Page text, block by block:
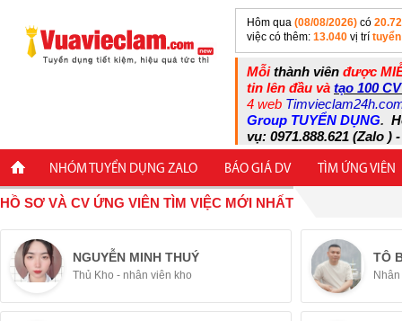
Hôm qua (08/08/2026) có
việc có thêm: 13.040 vị trí
Mỗithành viên được
tin lên đầu và tạo 100
4 web
Group TUYỂN DỤNG.
vụ: 0971.888.621 (Zalo )
NHÓM TUYỂN DỤNG ZALO BÁO GIÁ DV TÌM ỨNG VIÊN
HỒ SƠ VÀ CV ỨNG VIÊN TÌM VIỆC MỚI NHẤT
NGUYỄN MINH THUÝ
Thủ Kho - nhân viên kho
TÔ